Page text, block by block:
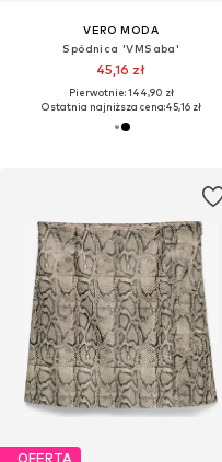
VERO MODA
Spódnica 'VMSaba'
45,16 zł
Pierwotnie: 144,90 zł
Ostatnia najniższa cena:45,16 zł
OFERTA